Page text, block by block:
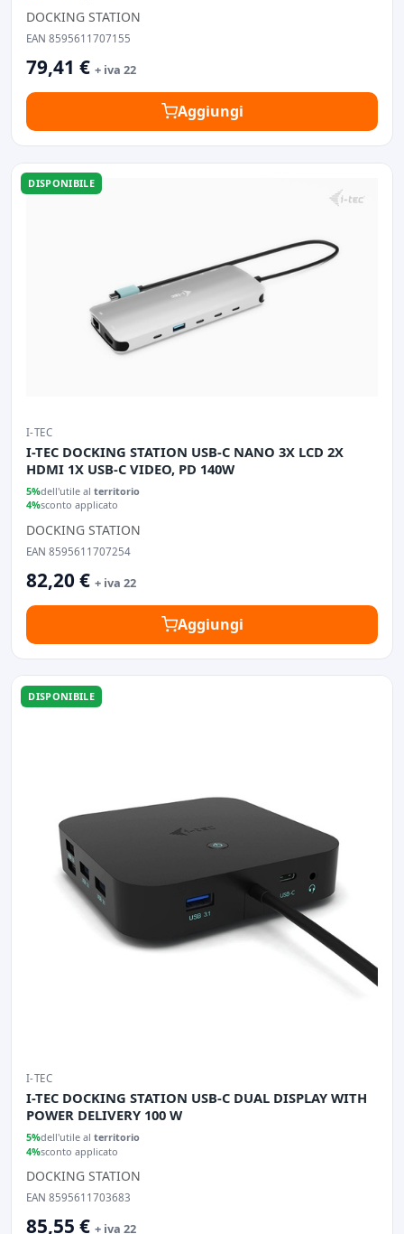
DOCKING STATION
EAN 8595611707155
79,41 € + iva 22
Aggiungi
DISPONIBILE
I-TEC
I-TEC DOCKING STATION USB-C NANO 3X LCD 2X
HDMI 1X USB-C VIDEO, PD 140W
5%dell'utile al territorio
4%sconto applicato
DOCKING STATION
EAN 8595611707254
82,20 € + iva 22
Aggiungi
DISPONIBILE
I-TEC
I-TEC DOCKING STATION USB-C DUAL DISPLAY WITH
POWER DELIVERY 100 W
5%dell'utile al territorio
4%sconto applicato
DOCKING STATION
EAN 8595611703683
85,55 € + iva 22